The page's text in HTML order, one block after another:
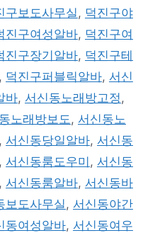
구보도사무실 , 덕진구야
진구여성알바, 덕진구여
진구장기알바, 덕진구테
, 덕진구퍼블릭알바, 서신
바, 서신동노래방고정 ,
노래방보도 , 서신동노
, 서신동당일알바, 서신동
, 서신동룸도우미 , 서신동
, 서신동룸알바, 서신동바
보도사무실 , 서신동야간
동여성알바, 서신동여우